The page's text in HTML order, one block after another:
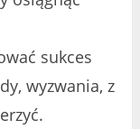
sukces
wyzwania, z